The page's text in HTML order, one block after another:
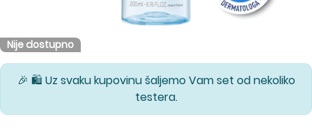
Nije dostupno
🎉 🛍️ Uz svaku kupovinu šaljemo Vam set od nekoliko
testera.